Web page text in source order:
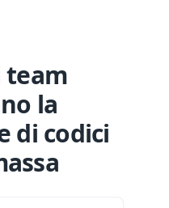
team
la
di codici